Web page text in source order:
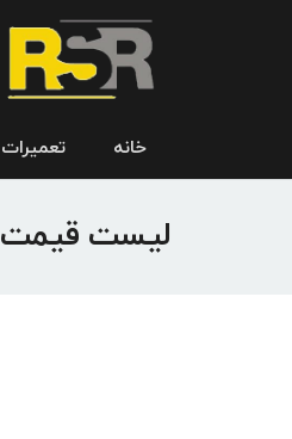
خانه تعمیرات
لیست قیمت KOLLMORGEN